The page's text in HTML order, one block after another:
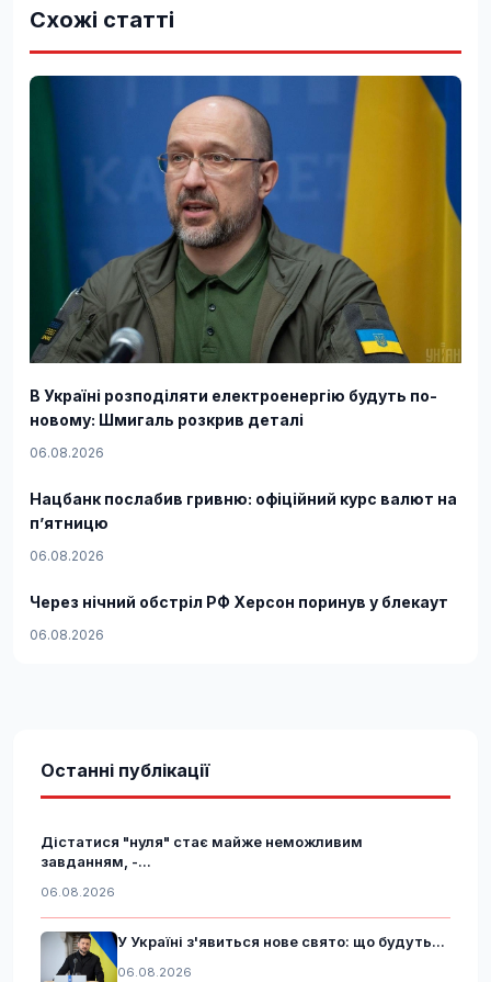
Схожі статті
В Україні розподіляти електроенергію будуть по-
новому: Шмигаль розкрив деталі
06.08.2026
Нацбанк послабив гривню: офіційний курс валют на
п’ятницю
06.08.2026
Через нічний обстріл РФ Херсон поринув у блекаут
06.08.2026
Останні публікації
Дістатися "нуля" стає майже неможливим
завданням, -...
06.08.2026
У Україні з'явиться нове свято: що будуть...
06.08.2026